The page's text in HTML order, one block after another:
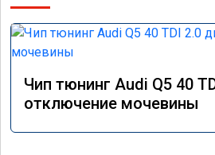
Чип тюнинг Audi Q5 40
отключение мочевины